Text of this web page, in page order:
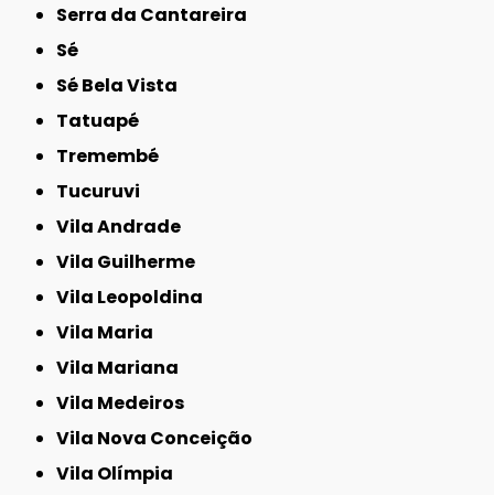
Serra da Cantareira
Sé
Sé Bela Vista
Tatuapé
Tremembé
Tucuruvi
Vila Andrade
Vila Guilherme
Vila Leopoldina
Vila Maria
Vila Mariana
Vila Medeiros
Vila Nova Conceição
Vila Olímpia